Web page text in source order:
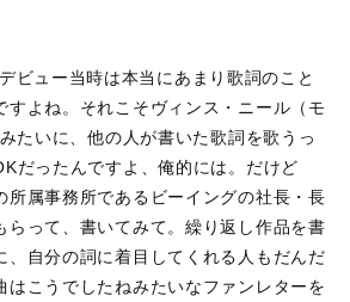
ビュー当時は本当にあまり歌詞のこと
すよね。それこそヴィンス・ニール（モ
たいに、他の人が書いた歌詞を歌うっ
だったんですよ、俺的には。だけど
所属事務所であるビーイングの社長・長
らって、書いてみて。繰り返し作品を書
、自分の詞に着目してくれる人もだんだ
はこうでしたねみたいなファンレターを